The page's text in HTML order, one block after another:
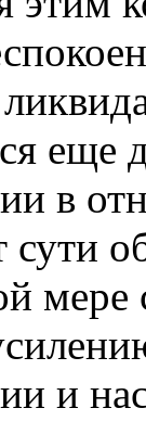
еще
в
сути
мере
и